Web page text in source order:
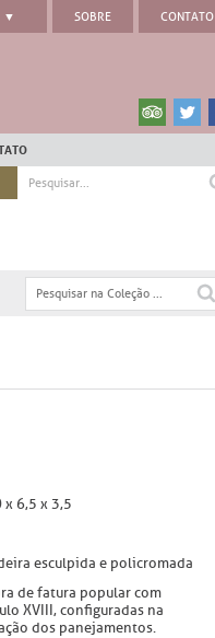
SOBRE CONTATO
▼
x 6,5 x 3,5
esculpida e policromada
de fatura popular com
XVIII, configuradas na
dos panejamentos.